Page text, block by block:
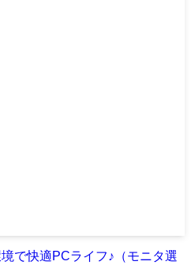
で快適PCライフ♪（モニタ選